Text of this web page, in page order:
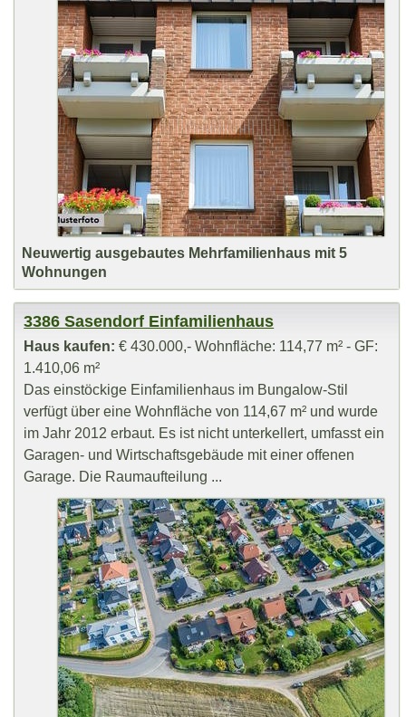
Neuwertig ausgebautes Mehrfamilienhaus mit 5
Wohnungen
3386 Sasendorf Einfamilienhaus
Haus kaufen: € 430.000,- Wohnfläche: 114,77 m² - GF:
1.410,06 m²
Das einstöckige Einfamilienhaus im Bungalow-Stil
verfügt über eine Wohnfläche von 114,67 m² und wurde
im Jahr 2012 erbaut. Es ist nicht unterkellert, umfasst ein
Garagen- und Wirtschaftsgebäude mit einer offenen
Garage. Die Raumaufteilung ...